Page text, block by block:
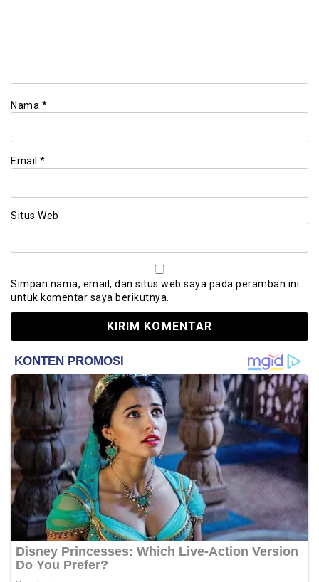
Nama *
Email *
Situs Web
Simpan nama, email, dan situs web saya pada peramban ini
untuk komentar saya berikutnya.